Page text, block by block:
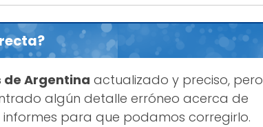
Argentina actualizado y preciso, pero
algún detalle erróneo acerca de
informes para que podamos corregirlo.